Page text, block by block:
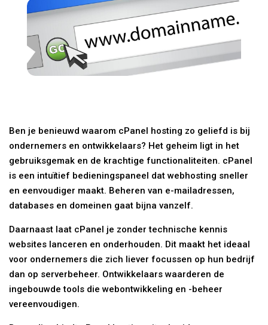
Ben je benieuwd waarom cPanel hosting zo geliefd is bij
ondernemers en ontwikkelaars? Het geheim ligt in het
gebruiksgemak en de krachtige functionaliteiten. cPanel
is een intuïtief bedieningspaneel dat webhosting sneller
en eenvoudiger maakt. Beheren van e-mailadressen,
databases en domeinen gaat bijna vanzelf.
Daarnaast laat cPanel je zonder technische kennis
websites lanceren en onderhouden. Dit maakt het ideaal
voor ondernemers die zich liever focussen op hun bedrijf
dan op serverbeheer. Ontwikkelaars waarderen de
ingebouwde tools die webontwikkeling en -beheer
vereenvoudigen.